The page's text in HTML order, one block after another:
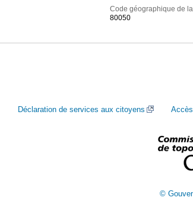
Code géographique de
80050
Déclaration de services aux citoyens
©